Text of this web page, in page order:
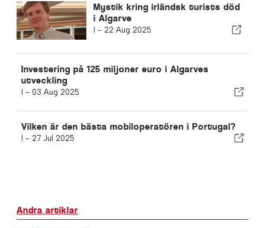
Mystik kring irländsk turists död
i Algarve
I - 22 Aug 2025
Investering på 125 miljoner euro i Algarves
utveckling
I - 03 Aug 2025
Vilken är den bästa mobiloperatören i Portugal?
I - 27 Jul 2025
Andra artiklar